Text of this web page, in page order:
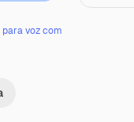
voz com